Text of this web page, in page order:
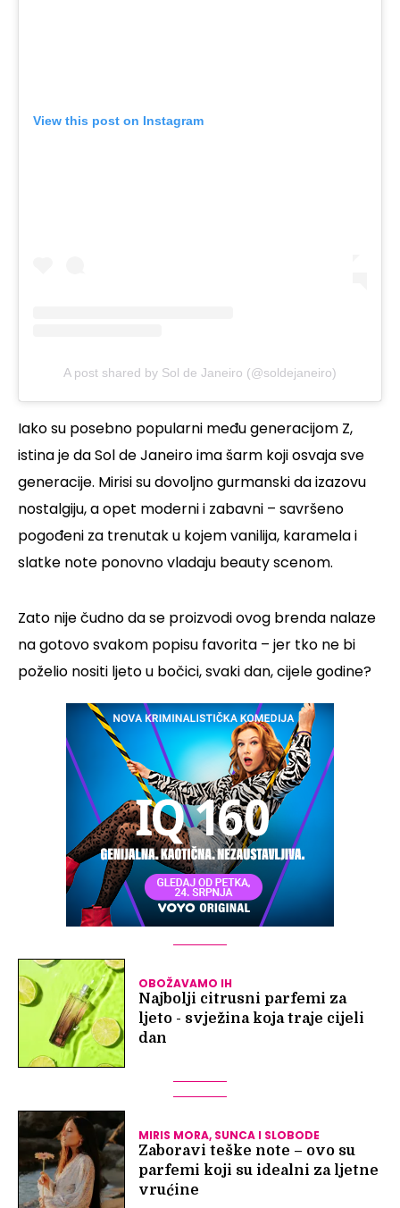
View this post on Instagram
A post shared by Sol de Janeiro (@soldejaneiro)
Iako su posebno popularni među generacijom Z,
istina je da Sol de Janeiro ima šarm koji osvaja sve
generacije. Mirisi su dovoljno gurmanski da izazovu
nostalgiju, a opet moderni i zabavni – savršeno
pogođeni za trenutak u kojem vanilija, karamela i
slatke note ponovno vladaju beauty scenom.
Zato nije čudno da se proizvodi ovog brenda nalaze
na gotovo svakom popisu favorita – jer tko ne bi
poželio nositi ljeto u bočici, svaki dan, cijele godine?
OBOŽAVAMO IH
Najbolji citrusni parfemi za
ljeto - svježina koja traje cijeli
dan
MIRIS MORA, SUNCA I SLOBODE
Zaboravi teške note – ovo su
parfemi koji su idealni za ljetne
vrućine